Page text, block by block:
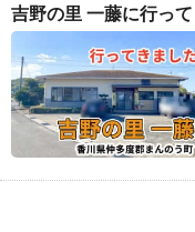
吉野の里 一藤に行っ